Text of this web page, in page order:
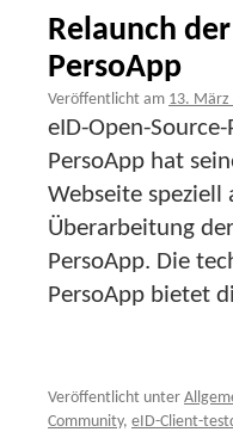
Relaunch
PersoApp
Veröffentlicht am 13. März
eID-Open-
PersoApp hat
Webseite speziell
Überarbeitung
PersoApp. Die
PersoApp bietet
Veröffentlicht unter
Community, eID-Client-